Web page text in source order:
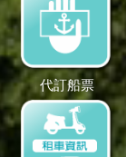
代訂船票